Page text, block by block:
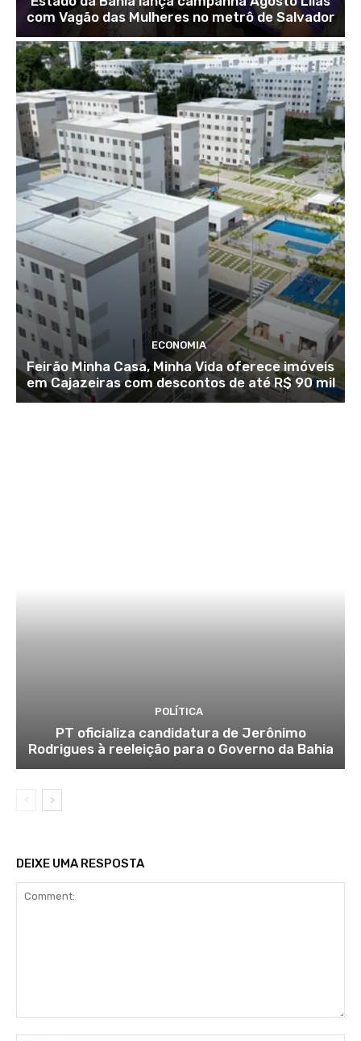
com Vagão das Mulheres no metrô de Salvador
ECONOMIA
Feirão Minha Casa, Minha Vida oferece imóveis
em Cajazeiras com descontos de até R$ 90 mil
POLÍTICA
PT oficializa candidatura de Jerônimo
Rodrigues à reeleição para o Governo da Bahia
DEIXE UMA RESPOSTA